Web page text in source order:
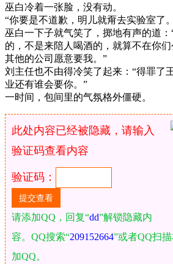
巫白冷着一张脸，没有动。
“你要是不道歉，明儿就甭去实验室了
巫白一下子就气笑了，掷地有声的道
的，不是来陪人喝酒的，就算不在你
其他的公司愿意要我。”
刘主任也不由得冷笑了起来：“得罪了
业还有谁会要你。”
一时间，包间里的气氛格外僵硬。
此处内容已经被隐藏，请输入
验证码查看内容
验证码：
请添加QQ，回复“dd”解锁隐藏内
容。QQ搜索“209152664”或者QQ扫
加QQ。